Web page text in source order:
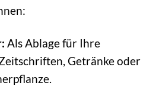
Als Ablage für Ihre
Getränke oder